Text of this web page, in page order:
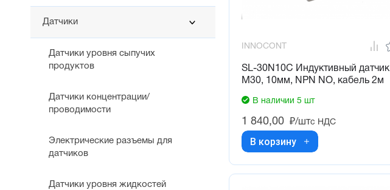
Датчики
Датчики уровня сыпучих
продуктов
Датчики концентрации/
проводимости
Электрические разъемы для
датчиков
Датчики уровня жидкостей
INNOCONT
SL-30N10C Индуктивный датчик
М30, 10мм, NPN NO, кабель 2м
В наличии 5 шт
1 840,00 ₽/штс НДС
В корзину